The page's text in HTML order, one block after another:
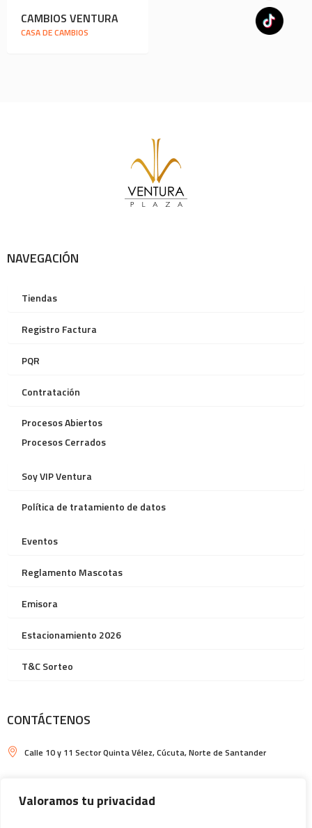
Valoramos tu privacidad
CAMBIOS VENTURA
CASA DE CAMBIOS
NAVEGACIÓN
Tiendas
Registro Factura
PQR
Contratación
Procesos Abiertos
Procesos Cerrados
Soy VIP Ventura
Política de tratamiento de datos
Eventos
Reglamento Mascotas
Emisora
Estacionamiento 2026
T&C Sorteo
CONTÁCTENOS
Calle 10 y 11 Sector Quinta Vélez, Cúcuta, Norte de Santander
comerciales: de lunes a jueves de 10am a 8pm, viernes y sábados de
10am a 9pm y domingos y festivos de 11am a 9pm